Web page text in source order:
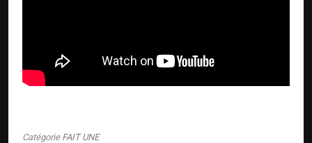
Catégorie FAIT UNE